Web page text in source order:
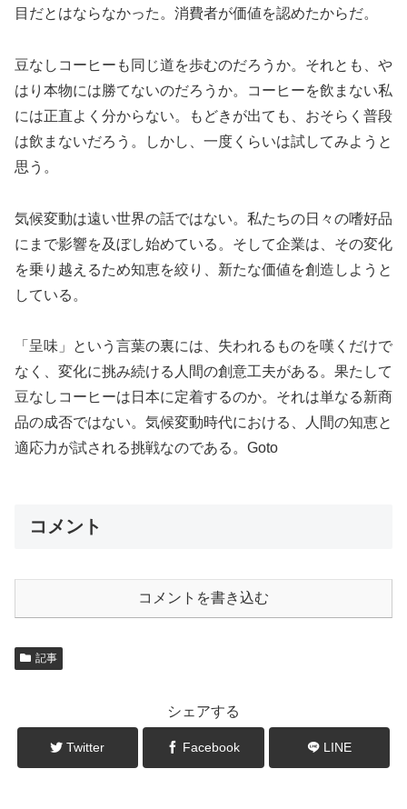
目だとはならなかった。消費者が価値を認めたからだ。
豆なしコーヒーも同じ道を歩むのだろうか。それとも、や
はり本物には勝てないのだろうか。コーヒーを飲まない私
には正直よく分からない。もどきが出ても、おそらく普段
は飲まないだろう。しかし、一度くらいは試してみようと
思う。
気候変動は遠い世界の話ではない。私たちの日々の嗜好品
にまで影響を及ぼし始めている。そして企業は、その変化
を乗り越えるため知恵を絞り、新たな価値を創造しようと
している。
「呈味」という言葉の裏には、失われるものを嘆くだけで
なく、変化に挑み続ける人間の創意工夫がある。果たして
豆なしコーヒーは日本に定着するのか。それは単なる新商
品の成否ではない。気候変動時代における、人間の知恵と
適応力が試される挑戦なのである。Goto
コメント
コメントを書き込む
記事
シェアする
Twitter Facebook LINE